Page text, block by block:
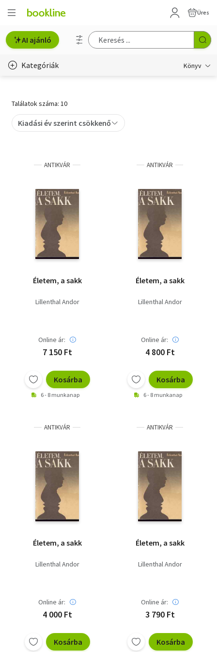
Üres
AI ajánló
Kategóriák Könyv
Gyermek- és ifjúsági
Művészet
Szakkönyv
Szótár, nyelvkönyv
Tankönyv, segédkönyv
Társadalomtudomány
Természettudomány
Találatok száma: 10
Kiadási év szerint csökkenő
ANTIKVÁR
Életem, a sakk
Lillenthal Andor
Online ár:
7 150 Ft
Kosárba
6 - 8 munkanap
ANTIKVÁR
Életem, a sakk
Lillenthal Andor
Online ár:
4 800 Ft
Kosárba
6 - 8 munkanap
ANTIKVÁR
Életem, a sakk
Lillenthal Andor
Online ár:
4 000 Ft
Kosárba
ANTIKVÁR
Életem, a sakk
Lillenthal Andor
Online ár:
3 790 Ft
Kosárba